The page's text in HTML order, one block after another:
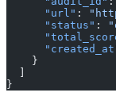
      "url"
:
      "status"
:
    }
}